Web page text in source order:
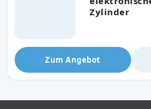
Zylinder
Zum Angebot